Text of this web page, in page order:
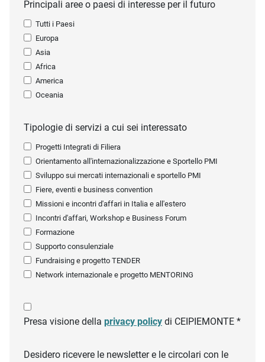
Principali aree o paesi di interesse per il futuro
Tutti i Paesi
Europa
Asia
Africa
America
Oceania
Tipologie di servizi a cui sei interessato
Progetti Integrati di Filiera
Orientamento all'internazionalizzazione e Sportello PMI
Sviluppo sui mercati internazionali e sportello PMI
Fiere, eventi e business convention
Missioni e incontri d'affari in Italia e all'estero
Incontri d'affari, Workshop e Business Forum
Formazione
Supporto consulenziale
Fundraising e progetto TENDER
Network internazionale e progetto MENTORING
Presa visione della privacy policy di CEIPIEMONTE *
Desidero ricevere le newsletter e le circolari con le